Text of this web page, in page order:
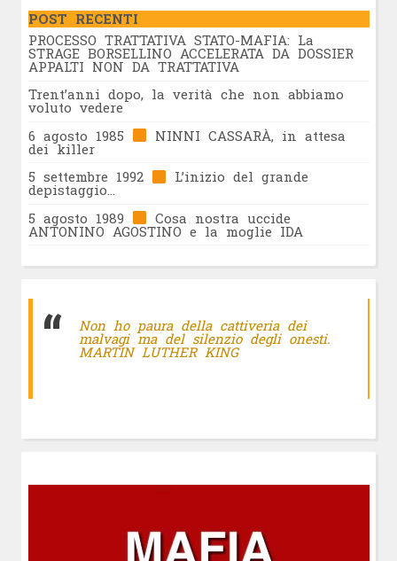
POST RECENTI
PROCESSO TRATTATIVA STATO-MAFIA: La
STRAGE BORSELLINO ACCELERATA DA DOSSIER
APPALTI NON DA TRATTATIVA
Trent’anni dopo, la verità che non abbiamo
voluto vedere
6 agosto 1985
NINNI CASSARÀ, in attesa
dei killer
5 settembre 1992
L’inizio del grande
depistaggio…
5 agosto 1989
Cosa nostra uccide
ANTONINO AGOSTINO e la moglie IDA
Non ho paura della cattiveria dei
malvagi ma del silenzio degli onesti.
MARTIN LUTHER KING